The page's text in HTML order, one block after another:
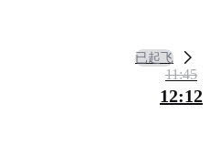
已起飞
11:45
12:12